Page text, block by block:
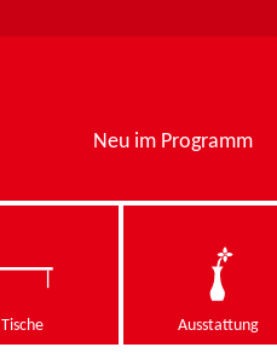
Neu im Programm
Tische Ausstattung